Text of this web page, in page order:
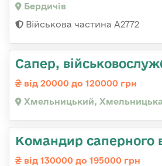
Бердичів
Військова частина А2772
Сапер,
від 20000 до 120000 грн
Хмельницький,
Командир саперного
від 130000 до 195000 грн